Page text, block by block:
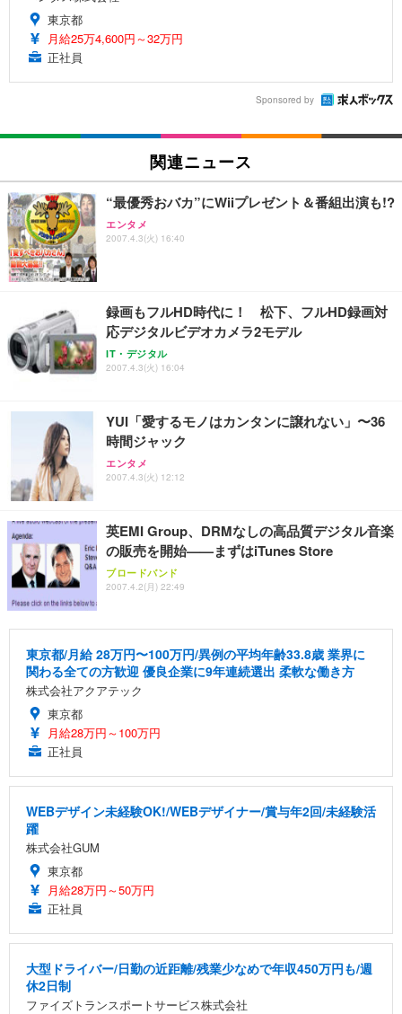
東京都
月給25万4,600円～32万円
正社員
Sponsored by
関連ニュース
“最優秀おバカ”にWiiプレゼント＆番組出演も!?
エンタメ
2007.4.3(火) 16:40
録画もフルHD時代に！ 松下、フルHD録画対
応デジタルビデオカメラ2モデル
IT・デジタル
2007.4.3(火) 16:04
YUI「愛するモノはカンタンに譲れない」〜36
時間ジャック
エンタメ
2007.4.3(火) 12:12
英EMI Group、DRMなしの高品質デジタル音楽
の販売を開始——まずはiTunes Store
ブロードバンド
2007.4.2(月) 22:49
東京都/月給 28万円〜100万円/異例の平均年齢33.8歳 業界に
関わる全ての方歓迎 優良企業に9年連続選出 柔軟な働き方
株式会社アクアテック
東京都
月給28万円～100万円
正社員
WEBデザイン未経験OK!/WEBデザイナー/賞与年2回/未経験活
躍
株式会社GUM
東京都
月給28万円～50万円
正社員
大型ドライバー/日勤の近距離/残業少なめで年収450万円も/週
休2日制
ファイズトランスポートサービス株式会社